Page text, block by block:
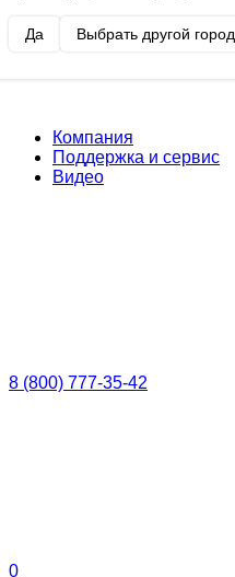
Да Выбрать другой город
Компания
Поддержка и сервис
Видео
8 (800) 777-35-42
0